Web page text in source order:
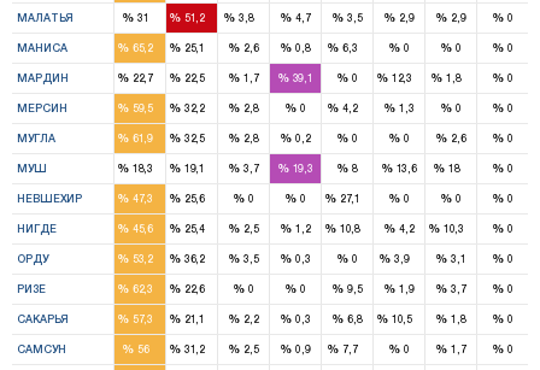
МАЛАТЬЯ %31 %51,2 % 3,8 % 4,7 % 3,5 % 2,9 % 2,9 % 0
МАНИСА %65,2 %25,1 % 2,6 % 0,8 % 6,3 % 0 % 0 % 0
МАРДИН %22,7 %22,5 % 1,7 %39,1 % 0 %12,3 % 1,8 % 0
МЕРСИН %59,5 %32,2 % 2,8 % 0 % 4,2 % 1,3 % 0 % 0
МУГЛА %61,9 %32,5 % 2,8 % 0,2 % 0 % 0 % 2,6 % 0
МУШ %18,3 %19,1 % 3,7 %19,3 % 8 %13,6 %18 % 0
НЕВШЕХИР %47,3 %25,6 % 0 % 0 %27,1 % 0 % 0 % 0
НИГДЕ %45,6 %25,4 % 2,5 % 1,2 %10,8 % 4,2 %10,3 % 0
ОРДУ %53,2 %36,2 % 3,5 % 0,3 % 0 % 3,9 % 3,1 % 0
РИЗЕ %62,3 %22,6 % 0 % 0 % 9,5 % 1,9 % 3,7 % 0
САКАРЬЯ %57,3 %21,1 % 2,2 % 0,3 % 6,8 %10,5 % 1,8 % 0
САМСУН %56 %31,2 % 2,5 % 0,9 % 7,7 % 0 % 1,7 % 0